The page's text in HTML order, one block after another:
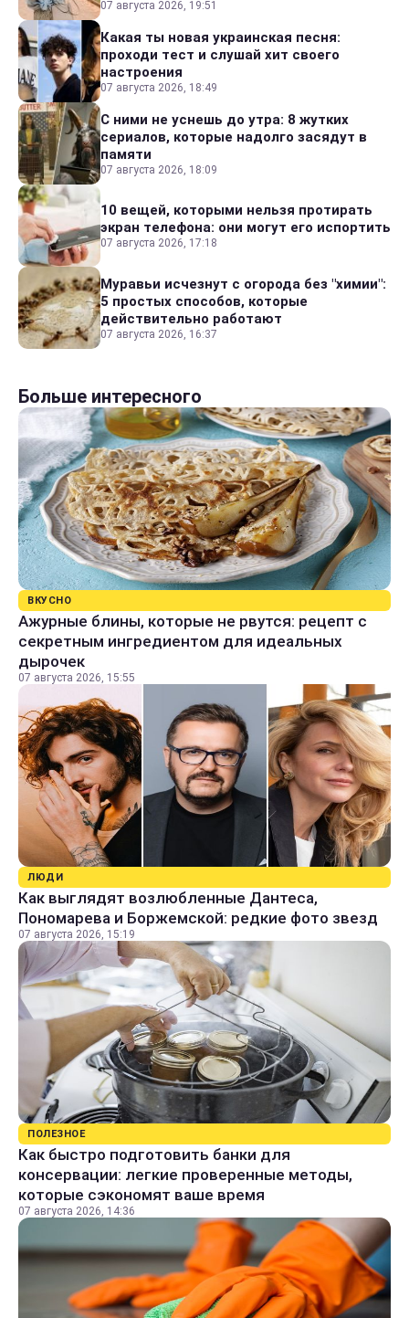
07 августа 2026, 19:51
Какая ты новая украинская песня:
проходи тест и слушай хит своего
настроения
07 августа 2026, 18:49
С ними не уснешь до утра: 8 жутких
сериалов, которые надолго засядут в
памяти
07 августа 2026, 18:09
10 вещей, которыми нельзя протирать
экран телефона: они могут его испортить
07 августа 2026, 17:18
Муравьи исчезнут с огорода без "химии":
5 простых способов, которые
действительно работают
07 августа 2026, 16:37
Больше интересного
ВКУСНО
Ажурные блины, которые не рвутся: рецепт с
секретным ингредиентом для идеальных
дырочек
07 августа 2026, 15:55
ЛЮДИ
Как выглядят возлюбленные Дантеса,
Пономарева и Боржемской: редкие фото звезд
07 августа 2026, 15:19
ПОЛЕЗНОЕ
Как быстро подготовить банки для
консервации: легкие проверенные методы,
которые сэкономят ваше время
07 августа 2026, 14:36